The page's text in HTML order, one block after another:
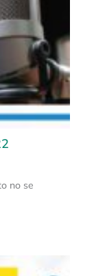
no se